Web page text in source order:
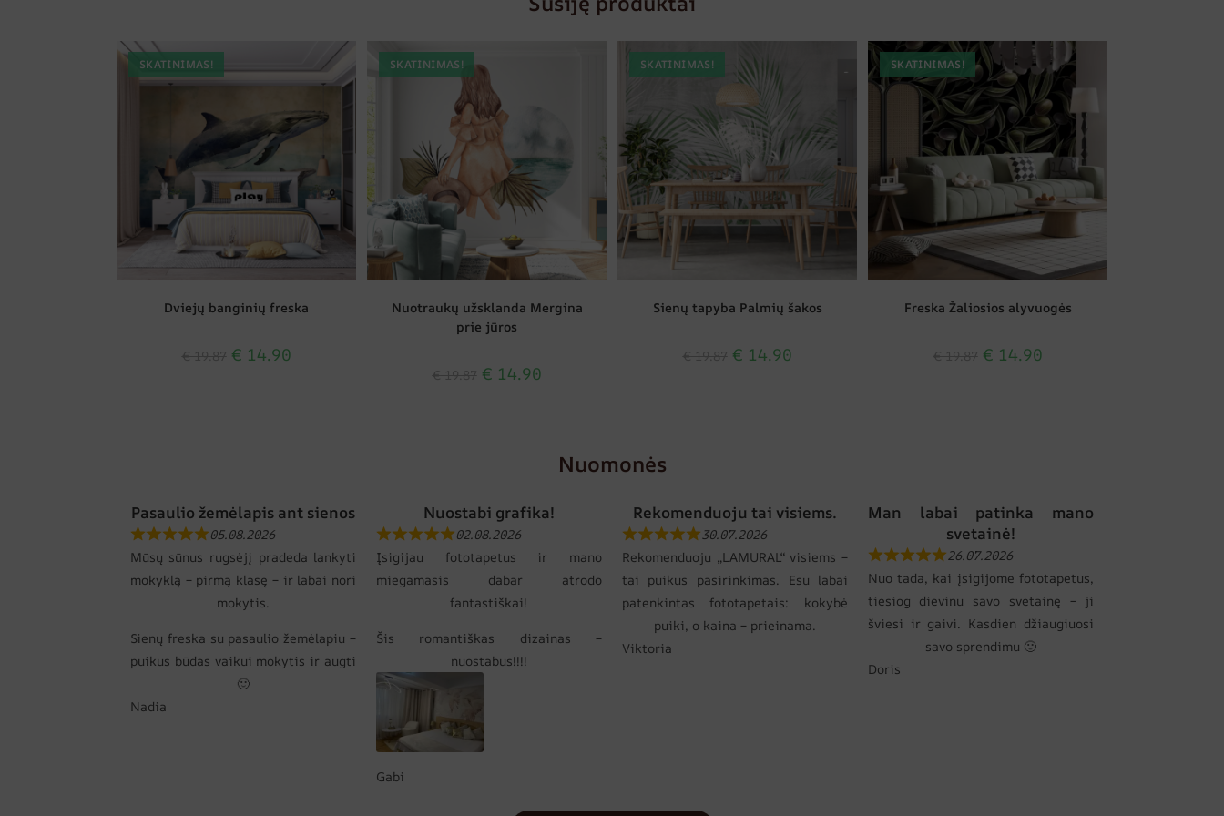
SKATINIMAS!
Dviejų banginių freska
€ 14.90
SKATINIMAS!
Nuotraukų užsklanda Mergina
prie jūros
€ 14.90
SKATINIMAS!
Sienų tapyba Palmių šakos
€ 14.90
SKATINIMAS!
Freska Žaliosios alyvuogės
€ 14.90
Nuomonės
Pasaulio žemėlapis ant sienos
05.08.2026
Mūsų sūnus rugsėjį pradeda lankyti
mokyklą – pirmą klasę – ir labai nori
mokytis.
Sienų freska su pasaulio žemėlapiu –
puikus būdas vaikui mokytis ir augti
🙂
Nadia
Nuostabi grafika!
02.08.2026
Įsigijau fototapetus ir mano
miegamasis dabar atrodo
fantastiškai!
Šis romantiškas dizainas –
nuostabus!!!!
Gabi
Rekomenduoju tai visiems.
30.07.2026
Rekomenduoju „LAMURAL“ visiems –
tai puikus pasirinkimas. Esu labai
patenkintas fototapetais: kokybė
puiki, o kaina – prieinama.
Viktoria
Man labai patinka mano
svetainė!
26.07.2026
Nuo tada, kai įsigijome fototapetus,
tiesiog dievinu savo svetainę – ji
šviesi ir gaivi. Kasdien džiaugiuosi
savo sprendimu 🙂
Doris